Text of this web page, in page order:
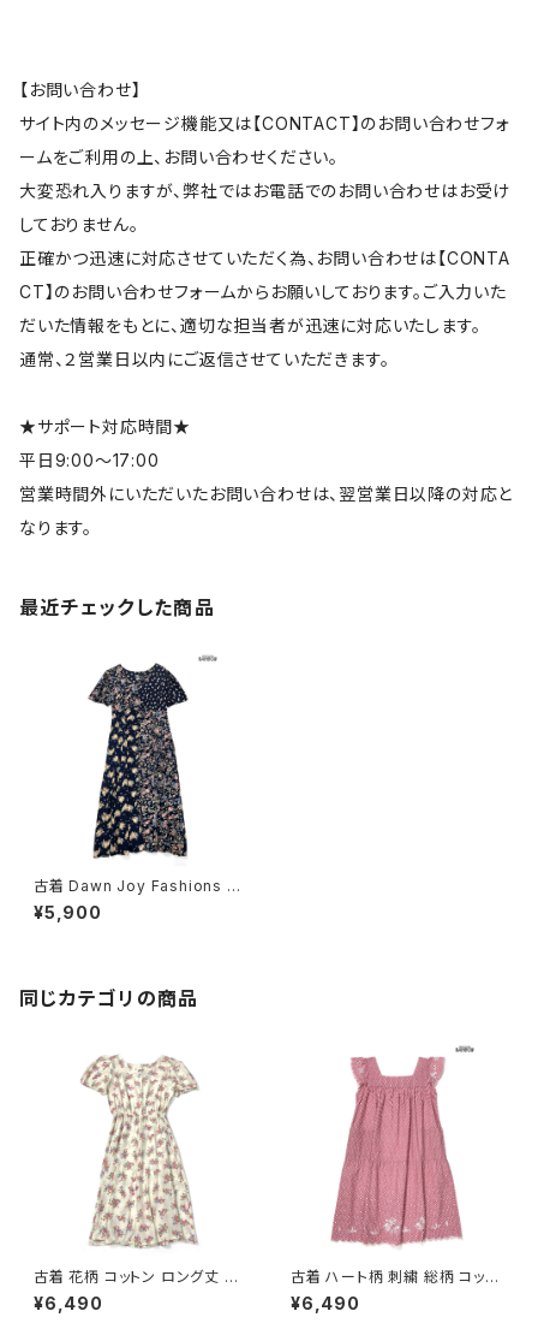
【お問い合わせ】
サイト内のメッセージ機能又は【CONTACT】のお問い合わせフォ
ームをご利用の上、お問い合わせください。
大変恐れ入りますが、弊社ではお電話でのお問い合わせはお受け
しておりません。
正確かつ迅速に対応させていただく為、お問い合わせは【CONTA
CT】のお問い合わせフォームからお願いしております。ご入力いた
だいた情報をもとに、適切な担当者が迅速に対応いたします。
通常、２営業日以内にご返信させていただきます。
★サポート対応時間★
平日9:00～17:00
営業時間外にいただいたお問い合わせは、翌営業日以降の対応と
なります。
最近チェックした商品
古着 Dawn Joy Fashions 前
開き 花柄 ロング丈 半袖 ワンピ
ース 紺 (otu2406053)
¥5,900
同じカテゴリの商品
古着 花柄 コットン ロング丈 半
袖 ワンピース ベージュ (oa26
07070)
¥6,490
古着 ハート柄 刺繍 総柄 コット
ン ロング丈 半袖 ワンピース ピ
ンク (otu2605084)
¥6,490